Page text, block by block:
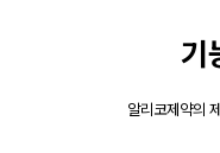
기
알리코제약의